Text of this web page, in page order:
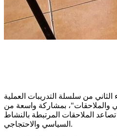
من سلسلة التدريبات العملية
والملاحقات"، بمشاركة واسعة من
الملاحقات المرتبطة بالنشاط
السياسي والاحتجاجي.